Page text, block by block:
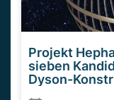
Projekt
sieben
Dyson-